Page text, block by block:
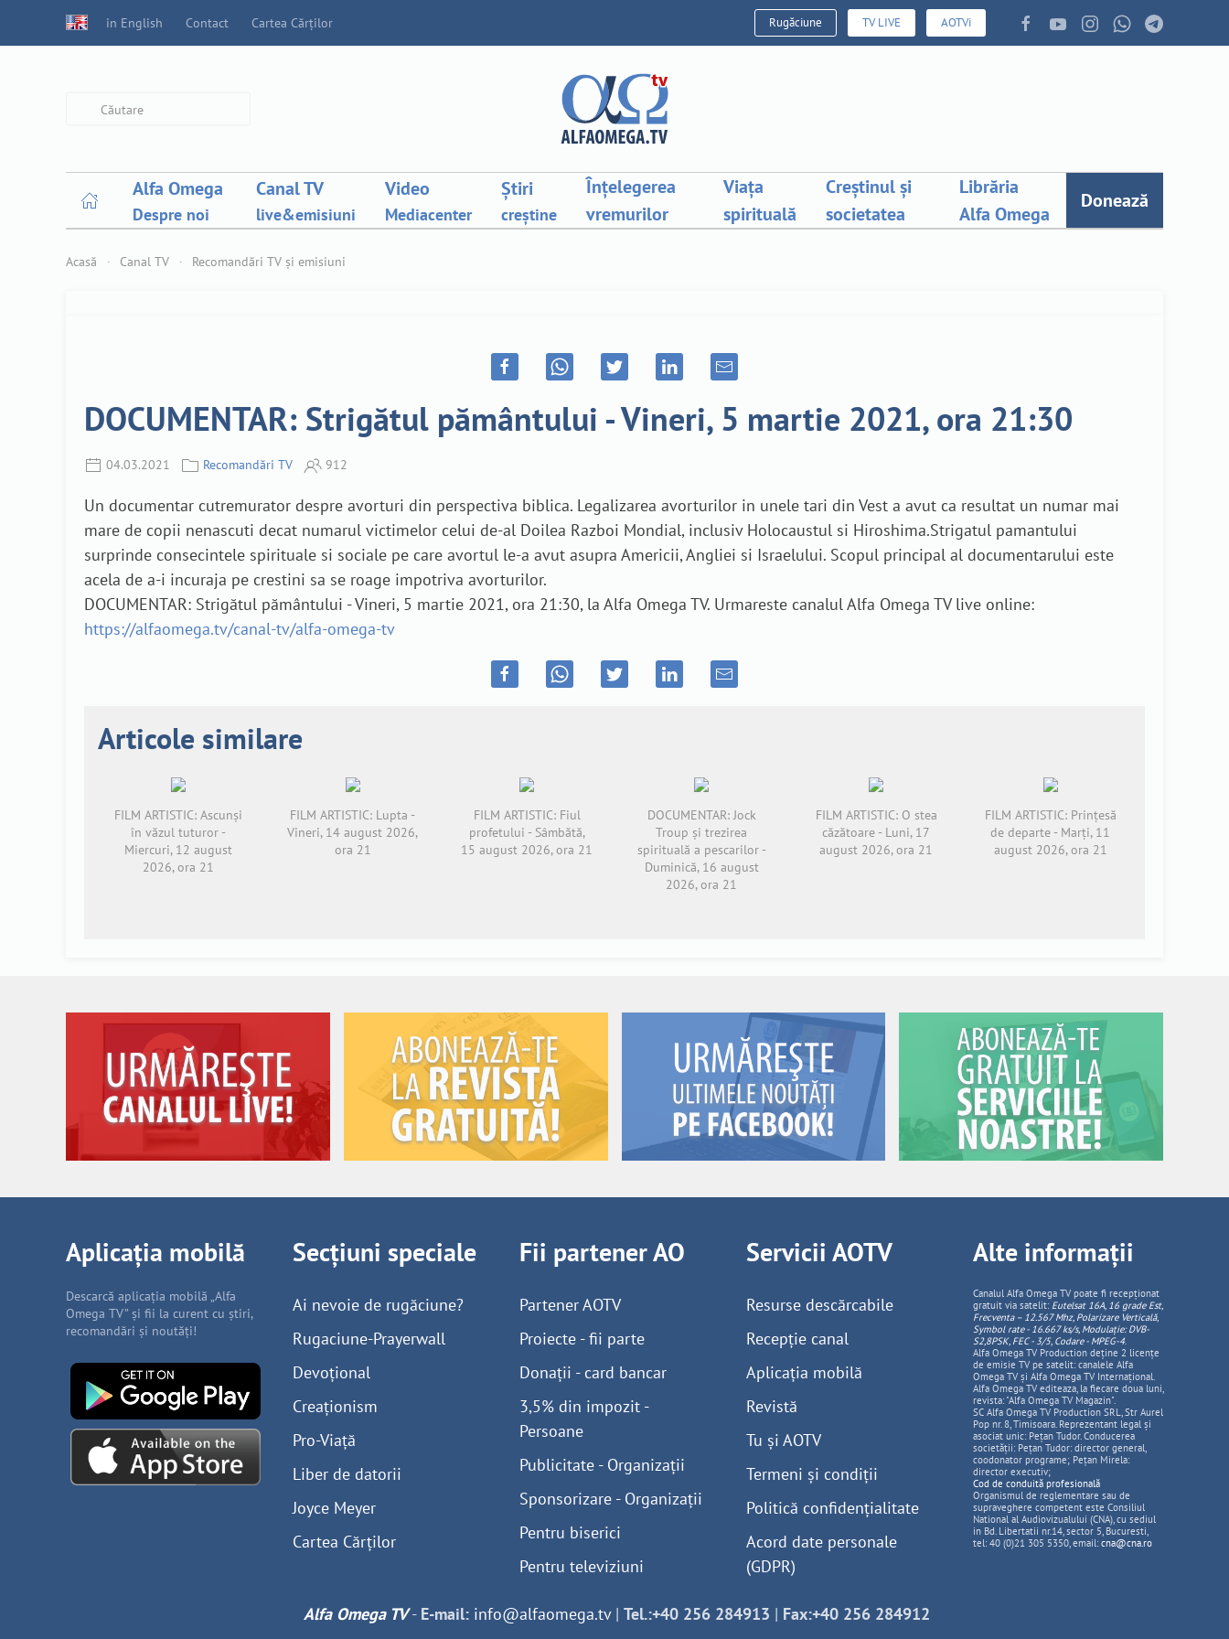
in English Contact Cartea Cărților Rugăciune TV LIVE AOTVi
Alfa Omega
Despre noi
Canal TV
live&emisiuni
Video
Mediacenter
Știri
creștine
Înțelegerea
vremurilor
Viața
spirituală
Creștinul și
societatea
Librăria
Alfa Omega
Donează
Acasă Canal TV Recomandări TV și emisiuni
DOCUMENTAR: Strigătul pământului - Vineri, 5 martie 2021, ora 21:30
04.03.2021 Recomandări TV 912
Un documentar cutremurator despre avorturi din perspectiva biblica. Legalizarea avorturilor in unele tari din Vest a avut ca resultat un numar mai
mare de copii nenascuti decat numarul victimelor celui de-al Doilea Razboi Mondial, inclusiv Holocaustul si Hiroshima.Strigatul pamantului
surprinde consecintele spirituale si sociale pe care avortul le-a avut asupra Americii, Angliei si Israelului. Scopul principal al documentarului este
acela de a-i incuraja pe crestini sa se roage impotriva avorturilor.
DOCUMENTAR: Strigătul pământului - Vineri, 5 martie 2021, ora 21:30, la Alfa Omega TV. Urmareste canalul Alfa Omega TV live online:
https://alfaomega.tv/canal-tv/alfa-omega-tv
Articole similare
FILM ARTISTIC: Ascunși
în văzul tuturor -
Miercuri, 12 august
2026, ora 21
FILM ARTISTIC: Lupta -
Vineri, 14 august 2026,
ora 21
FILM ARTISTIC: Fiul
profetului - Sâmbătă,
15 august 2026, ora 21
DOCUMENTAR: Jock
Troup și trezirea
spirituală a pescarilor -
Duminică, 16 august
2026, ora 21
FILM ARTISTIC: O stea
căzătoare - Luni, 17
august 2026, ora 21
FILM ARTISTIC: Prințesă
de departe - Marți, 11
august 2026, ora 21
Aplicația mobilă
Descarcă aplicația mobilă „Alfa
Omega TV” și fii la curent cu știri,
recomandări și noutăți!
Secțiuni speciale
Ai nevoie de rugăciune?
Rugaciune-Prayerwall
Devoțional
Creaționism
Pro-Viață
Liber de datorii
Joyce Meyer
Cartea Cărților
Fii partener AO
Partener AOTV
Proiecte - fii parte
Donații - card bancar
3,5% din impozit -
Persoane
Publicitate - Organizații
Sponsorizare - Organizații
Pentru biserici
Pentru televiziuni
Servicii AOTV
Resurse descărcabile
Recepție canal
Aplicația mobilă
Revistă
Tu și AOTV
Termeni și condiții
Politică confidențialitate
Acord date personale
(GDPR)
Alte informații
Canalul Alfa Omega TV poate fi recepționat
gratuit via satelit: Eutelsat 16A, 16 grade Est,
Frecventa – 12.567 Mhz, PolarizareVerticală,
Symbol rate - 16.667 ks/s, Modulație: DVB-
S2,8PSK, FEC - 3/5, Codare - MPEG-4.
Alfa Omega TV Production deține 2 licențe
de emisie TV pe satelit: canalele Alfa
Omega TV și Alfa Omega TV Internațional.
Alfa Omega TV editeaza, la fiecare doua luni,
revista: "Alfa Omega TV Magazin".
SC Alfa Omega TV Production SRL, Str Aurel
Pop nr. 8, Timisoara. Reprezentant legal și
asociat unic: Pețan Tudor. Conducerea
societății: Pețan Tudor: director general,
coodonator programe; Pețan Mirela:
director executiv;
Cod de conduită profesională
Organismul de reglementare sau de
supraveghere competent este Consiliul
National al Audiovizualului (CNA), cu sediul
in Bd. Libertatii nr.14, sector 5, Bucuresti,
tel: 40 (0)21 305 5350, email: cna@cna.ro
Alfa Omega TV- E-mail: info@alfaomega.tv| Tel.:+40 256 284913 | Fax:+40 256 284912